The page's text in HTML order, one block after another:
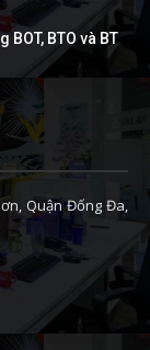
BTO và BT
Quận Đống Đa,